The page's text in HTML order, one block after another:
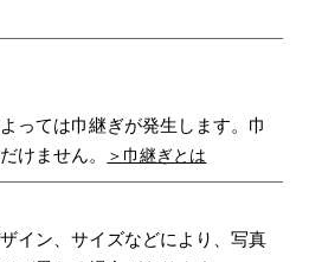
っては巾継ぎが発生します。巾
けません。
＞巾継ぎとは
イン、サイズなどにより、写真